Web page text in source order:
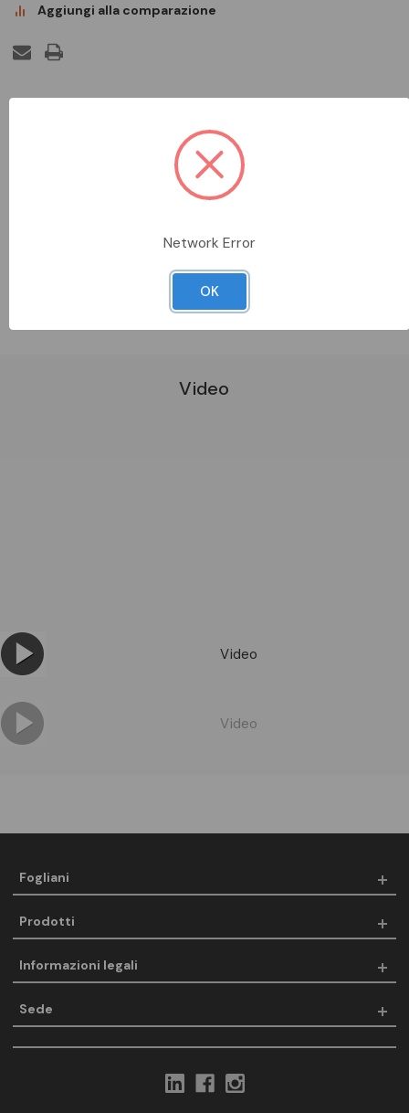
Aggiungi alla comparazione
Dispositivo di fissaggio a pavimento per passerelle a filo larghe
Video
Video
Video
Fogliani
Prodotti
Informazioni legali
Sede
Network Error
OK